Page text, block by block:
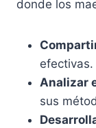
donde los
efectivas.
Analizar
sus